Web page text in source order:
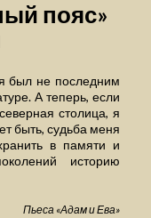
пояс»
был не последним
А теперь, если
столица, я
быть, судьба меня
в памяти и
историю
Пьеса «Адам и Ева»